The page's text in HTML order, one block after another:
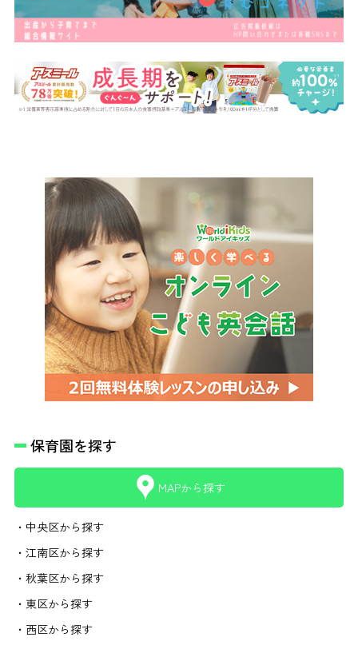
保育園を探す
MAPから探す
・中央区から探す
・江南区から探す
・秋葉区から探す
・東区から探す
・西区から探す